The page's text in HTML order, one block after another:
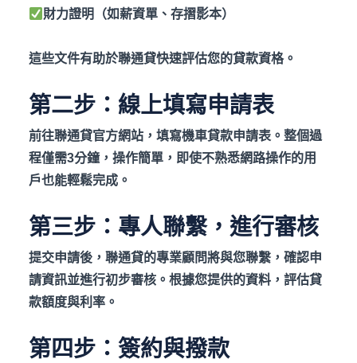
財力證明（如薪資單、存摺影本）
這些文件有助於聯通貸快速評估您的貸款資格。
第二步：線上填寫申請表
前往聯通貸官方網站，填寫機車貸款申請表。整個過
程僅需3分鐘，操作簡單，即使不熟悉網路操作的用
戶也能輕鬆完成。
第三步：專人聯繫，進行審核
提交申請後，聯通貸的專業顧問將與您聯繫，確認申
請資訊並進行初步審核。根據您提供的資料，評估貸
款額度與利率。
第四步：簽約與撥款